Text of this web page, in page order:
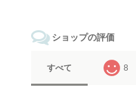
ショップの評価
すべて 8